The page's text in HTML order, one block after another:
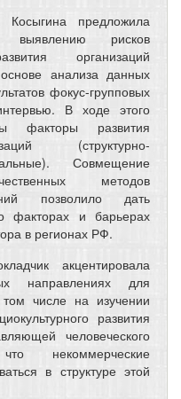
предложила
рисков
организаций
анализа данных
фокус-групповых
В ходе этого
факторы развития
(структурно-
Совмещение
методов
позволило дать
факторах и барьерах
в регионах РФ.
акцентировала
направлениях для
числе на изучении
развития
человеческого
некоммерческие
в структуре этой